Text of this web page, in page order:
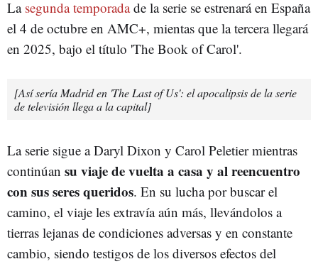
La segunda temporadade la serie se estrenará en España
el 4 de octubre en AMC+, mientas que la tercera llegará
en 2025, bajo el título 'The Book of Carol'.
[Así sería Madrid en 'The Last of Us': el apocalipsis de la serie
de televisión llega a la capital]
La serie sigue a Daryl Dixon y Carol Peletier mientras
continúan su viaje de vuelta a casa y al reencuentro
con sus seres queridos. En su lucha por buscar el
camino, el viaje les extravía aún más, llevándolos a
tierras lejanas de condiciones adversas y en constante
cambio, siendo testigos de los diversos efectos del